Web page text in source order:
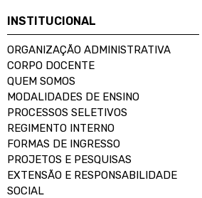
INSTITUCIONAL
ORGANIZAÇÃO ADMINISTRATIVA
CORPO DOCENTE
QUEM SOMOS
MODALIDADES DE ENSINO
PROCESSOS SELETIVOS
REGIMENTO INTERNO
FORMAS DE INGRESSO
PROJETOS E PESQUISAS
EXTENSÃO E RESPONSABILIDADE
SOCIAL